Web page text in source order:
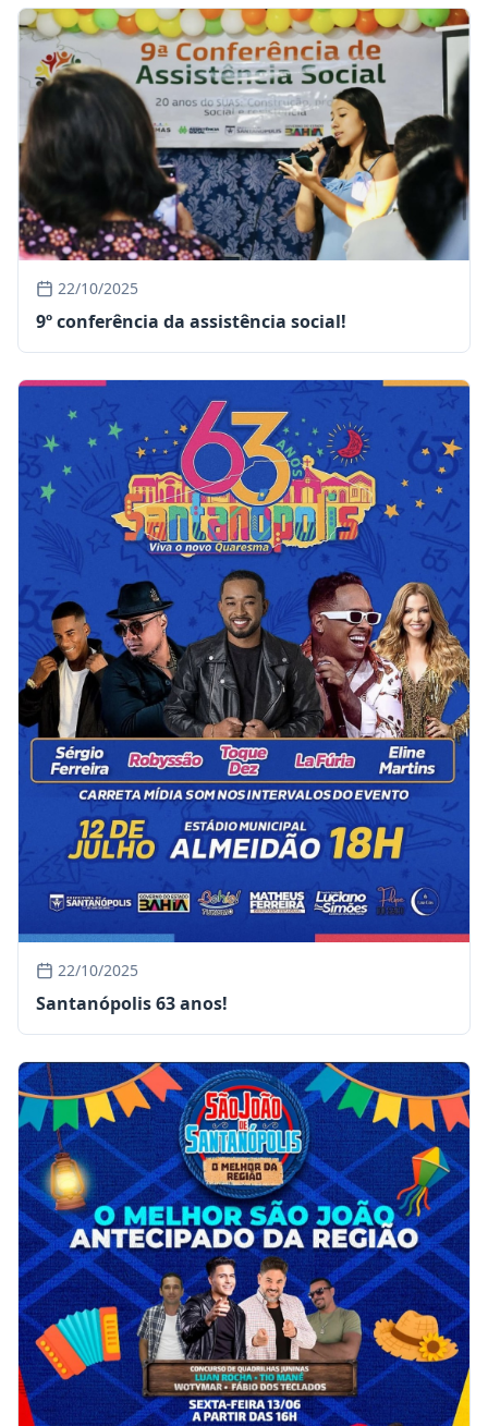
22/10/2025
9º conferência da assistência social!
22/10/2025
Santanópolis 63 anos!